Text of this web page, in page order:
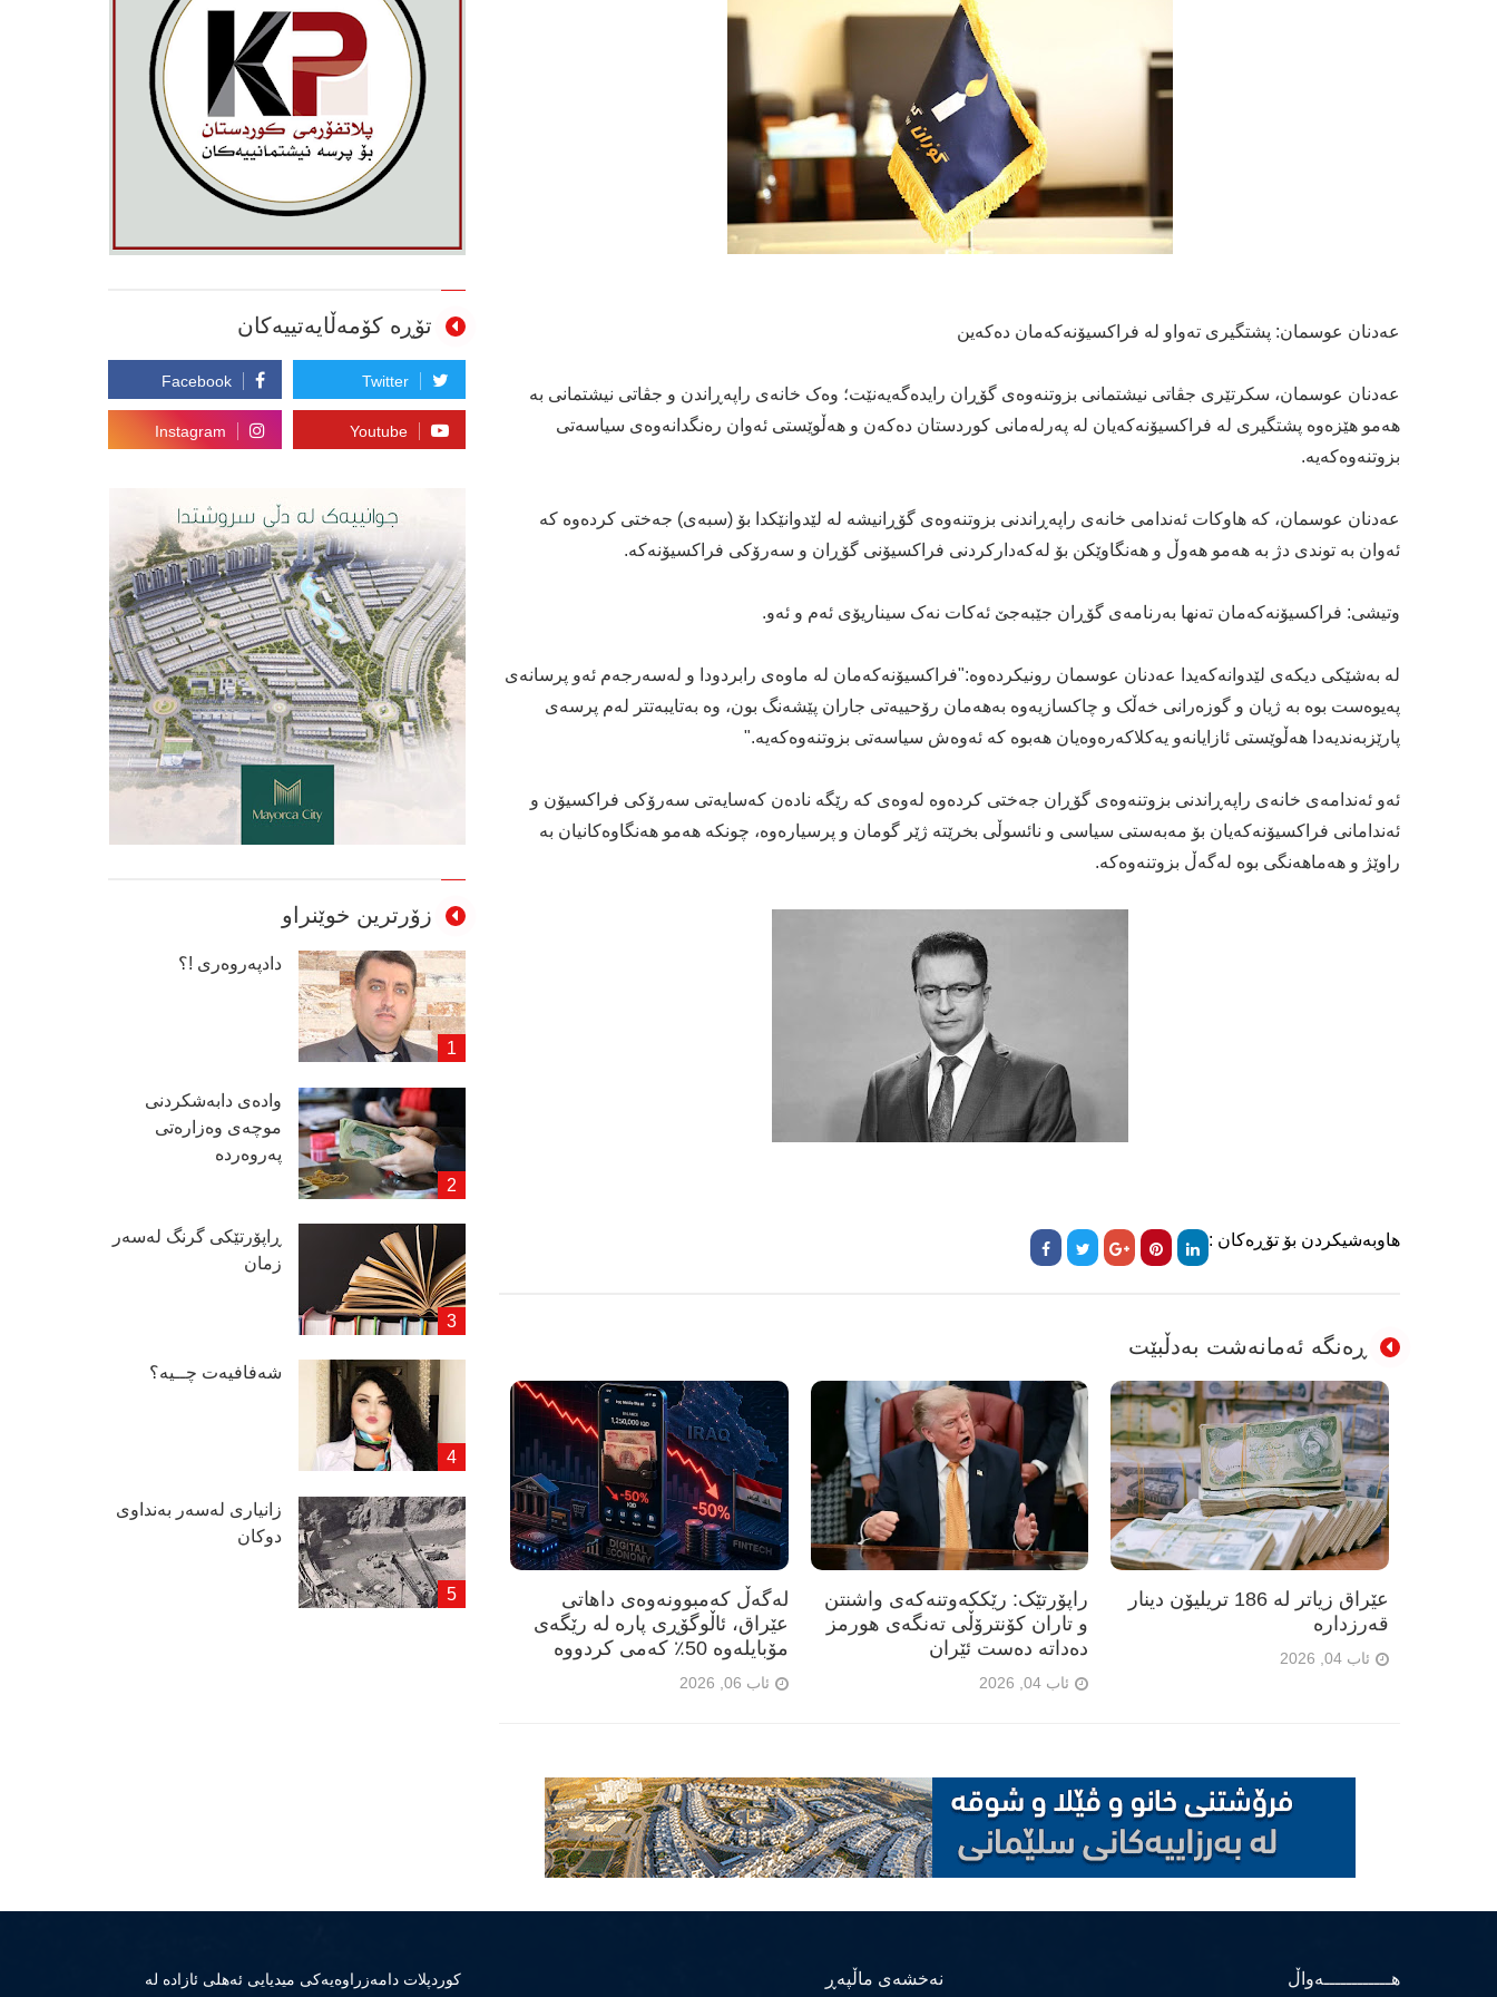
عەدنان عوسمان: پشتگیری تەواو لە فراکسیۆنەکەمان دەکەین
عەدنان عوسمان، سکرتێری جڤاتی نیشتمانی بزوتنەوەی گۆڕان رایدەگەیەنێت؛ وەک خانەی راپەڕاندن و جڤاتی نیشتمانی بە
هەمو هێزەوە پشتگیری لە فراکسیۆنەکەیان لە پەرلەمانی کوردستان دەکەن و هەڵوێستی ئەوان رەنگدانەوەی سیاسەتی
بزوتنەوەکەیە.
عەدنان عوسمان، کە هاوکات ئەندامی خانەی راپەڕاندنی بزوتنەوەی گۆڕانیشە لە لێدوانێکدا بۆ (سبەی) جەختی کردەوە کە
ئەوان بە توندی دژ بە هەمو هەوڵ و هەنگاوێکن بۆ لەکەدارکردنی فراکسیۆنی گۆڕان و سەرۆکی فراکسیۆنەکە.
وتیشی: فراکسیۆنەکەمان تەنها بەرنامەی گۆڕان جێبەجێ ئەکات نەک سیناریۆی ئەم و ئەو.
لە بەشێکی دیکەی لێدوانەکەیدا عەدنان عوسمان رونیکردەوە:"فراکسیۆنەکەمان لە ماوەی رابردودا و لەسەرجەم ئەو پرسانەی
پەیوەست بوە بە ژیان و گوزەرانی خەڵک و چاکسازیەوە بەهەمان رۆحییەتی جاران پێشەنگ بون، وە بەتایبەتتر لەم پرسەی
پارێزبەندیەدا هەڵوێستی ئازایانەو یەکلاکەرەوەیان هەبوە کە ئەوەش سیاسەتی بزوتنەوەکەیە."
ئەو ئەندامەی خانەی راپەڕاندنی بزوتنەوەی گۆڕان جەختی کردەوە لەوەی کە رێگە نادەن کەسایەتی سەرۆکی فراکسیۆن و
ئەندامانی فراکسیۆنەکەیان بۆ مەبەستی سیاسی و نائسوڵی بخرێتە ژێر گومان و پرسیارەوە، چونکە هەمو هەنگاوەکانیان بە
راوێژ و هەماهەنگی بوە لەگەڵ بزوتنەوەکە.
هاوبەشیکردن بۆ تۆڕەکان :
ڕەنگە ئەمانەشت بەدڵبێت
لەگەڵ کەمبوونەوەی داهاتی
عێراق، ئاڵوگۆڕی پارە لە رێگەی
مۆبایلەوە 50٪ کەمی کردووە
ئاب 06, 2026
راپۆرتێک: رێککەوتنەکەی واشنتن
و تاران کۆنترۆڵی تەنگەی هورمز
دەداتە دەست ئێران
ئاب 04, 2026
عێراق زیاتر لە 186 تریلیۆن دینار
قەرزدارە
ئاب 04, 2026
تۆڕە کۆمەڵایەتییەکان
زۆرترین خوێنراو
دادپەروەری !؟
وادەی دابەشكردنی
موچەی وەزارەتی
پەروەردە
ڕاپۆرتێكی گرنگ لەسەر
زمان
شەفافیەت چــیە؟
زانیاری لەسەر بەنداوی
دوكان
هــــــــــــەواڵ نەخشەی ماڵپەڕ
كوردپلات دامەزراوەیەكی میدیایی ئەهلی ئازادە لە